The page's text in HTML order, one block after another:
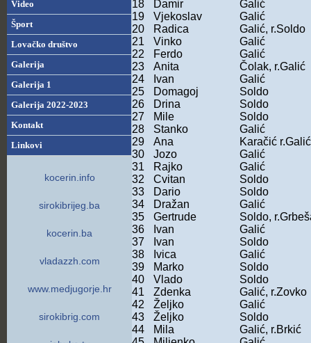
Video
Šport
Lovačko društvo
Galerija
Galerija 1
Galerija 2022-2023
Kontakt
Linkovi
kocerin.info
sirokibrijeg.ba
kocerin.ba
vladazzh.com
www.medjugorje.hr
sirokibrig.com
18
Damir
Galić
19
Vjekoslav
Galić
20
Radica
Galić, r.Soldo
21
Vinko
Galić
22
Ferdo
Galić
23
Anita
Čolak, r.Galić
24
Ivan
Galić
25
Domagoj
Soldo
26
Drina
Soldo
27
Mile
Soldo
28
Stanko
Galić
29
Ana
Karačić r.Galić
30
Jozo
Galić
31
Rajko
Galić
32
Cvitan
Soldo
33
Dario
Soldo
34
Dražan
Galić
35
Gertrude
Soldo,
36
Ivan
Galić
37
Ivan
Soldo
38
Ivica
Galić
39
Marko
Soldo
40
Vlado
Soldo
41
Zdenka
Galić, r.Zovko
42
Željko
Galić
43
Željko
Soldo
44
Mila
Galić, r.Brkić